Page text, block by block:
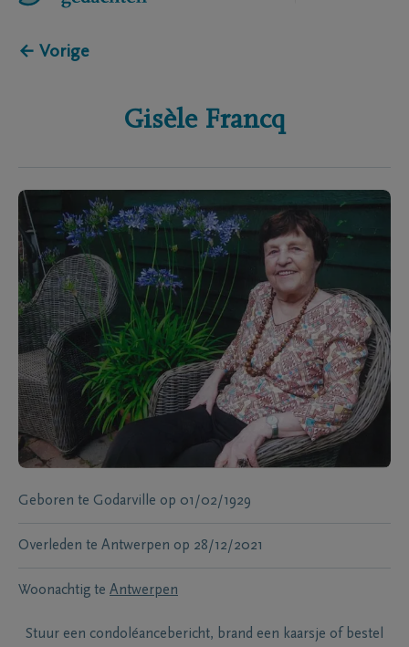
← Vorige
Gisèle Francq
Geboren te Godarville op 01/02/1929
Overleden te Antwerpen op 28/12/2021
Woonachtig te Antwerpen
Stuur een condoléancebericht, brand een kaarsje of bestel